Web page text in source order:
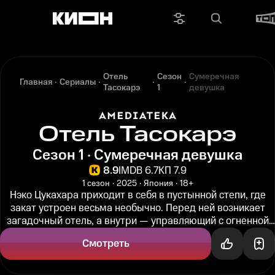
Главная Сериалы Отель
Тасокарэ
Сезон
1
Сумеречная
девушка
Отель Тасокарэ
Сезон 1 · Сумеречная девушка
8.9IMDB 6.7КП 7.9
1 сезон 2025 Япония 18+
Нэко Цукахара приходит в себя в пустынной степи, где
закат устроен весьма необычно. Перед ней возникает
загадочный отель, а внутри — управляющий с огненной
Смотреть